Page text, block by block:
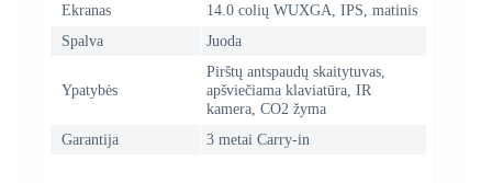
Ekranas
14.0 colių WUXGA, IPS, matinis
Spalva
Juoda
Ypatybės
Pirštų antspaudų skaitytuvas,
apšviečiama klaviatūra, IR
kamera, CO2 žyma
Garantija
3 metai Carry-in